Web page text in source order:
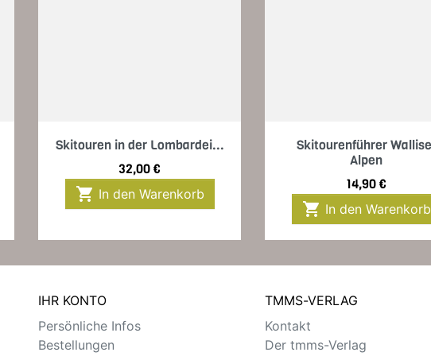
 Vorschau
Skitouren in der Lombardei...
Preis
32,00 €
 In den Warenkorb
Vorschau
Skitourenführer
Alpen
Preis
14,90 €
 In den Warenkorb
IHR KONTO
Persönliche Infos
Bestellungen
TMMS-VERLAG
Kontakt
Der tmms-Verlag